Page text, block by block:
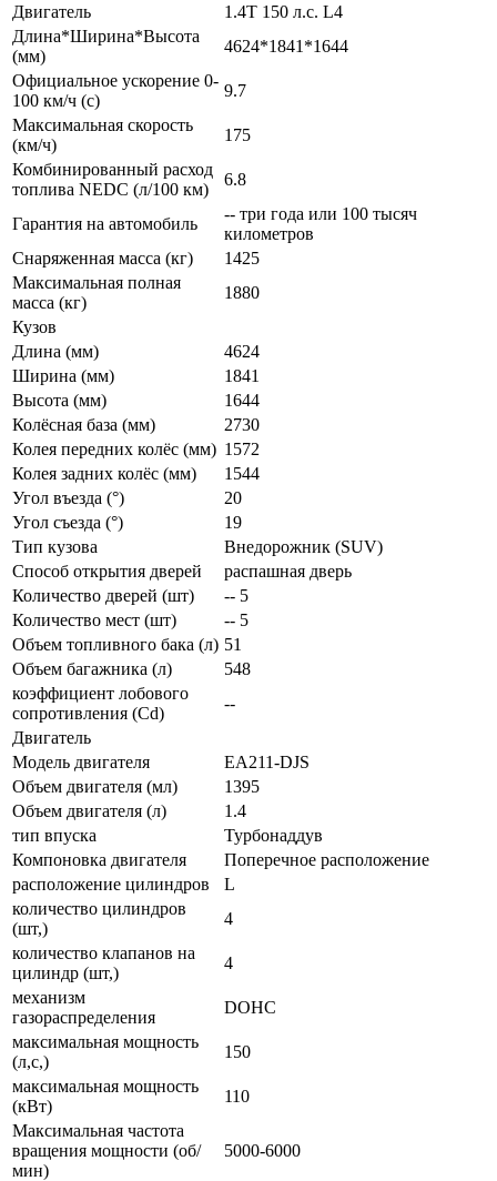
Двигатель
1.4T 150 л.с. L4
Длина*Ширина*Высота
(мм)
4624*1841*1644
Официальное ускорение 0-
100 км/ч (с)
9.7
Максимальная скорость
(км/ч)
175
Комбинированный расход
топлива NEDC (л/100 км)
6.8
Гарантия на автомобиль
-- три года или 100 тысяч
километров
Снаряженная масса (кг)
1425
Максимальная полная
масса (кг)
1880
Кузов
Длина (мм)
4624
Ширина (мм)
1841
Высота (мм)
1644
Колёсная база (мм)
2730
Колея передних колёс (мм) 1572
Колея задних колёс (мм)
1544
Угол въезда (°)
20
Угол съезда (°)
19
Тип кузова
Внедорожник (SUV)
Способ открытия дверей
распашная дверь
Количество дверей (шт)
-- 5
Количество мест (шт)
-- 5
Объем топливного бака (л) 51
Объем багажника (л)
548
коэффициент лобового
сопротивления (Cd)
--
Двигатель
Модель двигателя
EA211-DJS
Объем двигателя (мл)
1395
Объем двигателя (л)
1.4
тип впуска
Турбонаддув
Компоновка двигателя
Поперечное расположение
расположение цилиндров
L
количество цилиндров
(шт,)
4
количество клапанов на
цилиндр (шт,)
4
механизм
газораспределения
DOHC
максимальная мощность
(л,с,)
150
максимальная мощность
(кВт)
110
Максимальная частота
вращения мощности (об/
мин)
5000-6000